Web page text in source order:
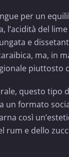
per un
l’acidità del
e
ma, in
piuttosto
questo tipo
un formato
così
rum e dello